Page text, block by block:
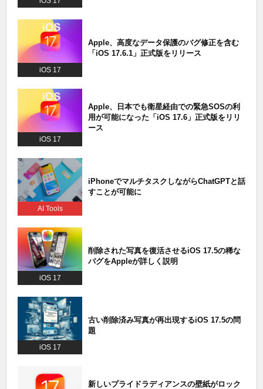
iOS 17
Apple、高度なデータ保護のバグ修正を含む
「iOS 17.6.1」正式版をリリース
iOS 17
Apple、日本でも衛星経由での緊急SOSの利
用が可能になった「iOS 17.6」正式版をリリ
ース
AI Tools
iPhoneでマルチタスクしながらChatGPTと話
すことが可能に
iOS 17
削除された写真を復活させるiOS 17.5の稀な
バグをAppleが詳しく説明
iOS 17
古い削除済み写真が再出現するiOS 17.5の問
題
新しいプライドラディアンスの壁紙がロック